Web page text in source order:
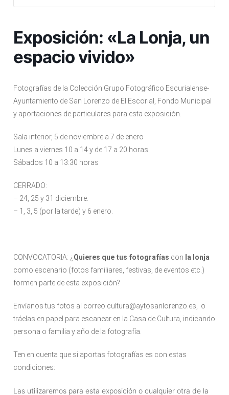
Exposición: «La Lonja, un
espacio vivido»
Fotografías de la Colección Grupo Fotográfico Escurialense-
Ayuntamiento de San Lorenzo de El Escorial, Fondo Municipal
y aportaciones de particulares para esta exposición.
Sala interior, 5 de noviembre a 7 de enero
Lunes a viernes 10 a 14 y de 17 a 20 horas
Sábados 10 a 13:30 horas
CERRADO:
– 24, 25 y 31 diciembre.
– 1, 3, 5 (por la tarde) y 6 enero.
CONVOCATORIA: ¿ Quieres que tus fotografías con la lonja
como escenario (fotos familiares, festivas, de eventos etc.)
formen parte de esta exposición?
Envíanos tus fotos al correo cultura@aytosanlorenzo.es, o
tráelas en papel para escanear en la Casa de Cultura, indicando
persona o familia y año de la fotografía.
Ten en cuenta que si aportas fotografías es con estas
condiciones:
Las utilizaremos para esta exposición o cualquier otra de la